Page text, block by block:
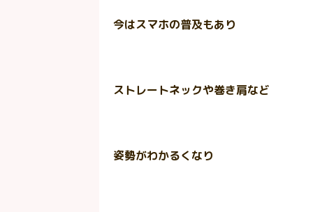
今はスマホの普及もあり
ストレートネックや巻き肩など
姿勢がわかるくなり